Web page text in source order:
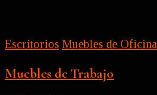
Escritorios Muebles de Oficina
Muebles de Trabajo